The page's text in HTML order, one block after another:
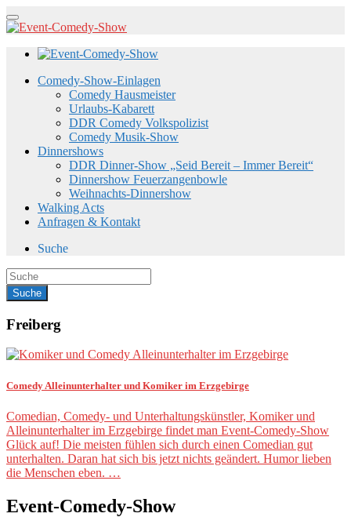
Comedy-Show-Einlagen
Comedy Hausmeister
Urlaubs-Kabarett
DDR Comedy Volkspolizist
Comedy Musik-Show
Dinnershows
DDR Dinner-Show „Seid Bereit – Immer Bereit“
Dinnershow Feuerzangenbowle
Weihnachts-Dinnershow
Walking Acts
Anfragen & Kontakt
Suche
Freiberg
Comedy Alleinunterhalter und Komiker im Erzgebirge
Comedian, Comedy- und Unterhaltungskünstler, Komiker und
Alleinunterhalter im Erzgebirge findet man Event-Comedy-Show
Glück auf! Die meisten fühlen sich durch einen Comedian gut
unterhalten. Daran hat sich bis jetzt nichts geändert. Humor lieben
die Menschen eben. …
Event-Comedy-Show